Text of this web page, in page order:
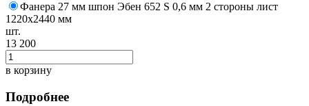
Фанера 27 мм шпон Эбен 652 S 0,6 мм 2 стороны лист
1220х2440 мм
шт.
13 200
в корзину
Подробнее